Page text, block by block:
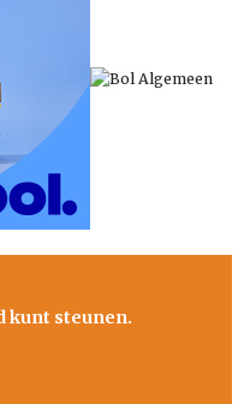
kunt steunen.